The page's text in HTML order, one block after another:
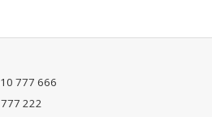
777 666
222